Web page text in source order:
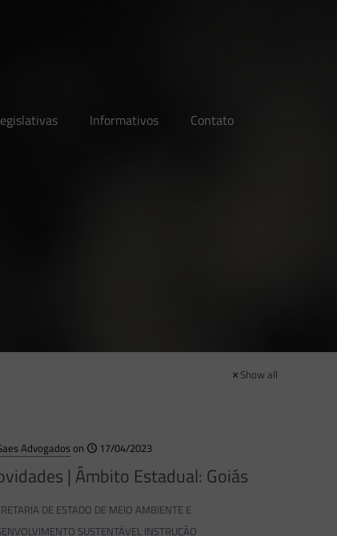
Informativos Contato
Show all
Advogadoson 17/04/2023
| Âmbito Estadual: Goiás
DE ESTADO DE MEIO AMBIENTE E
SUSTENTÁVEL INSTRUÇÃO